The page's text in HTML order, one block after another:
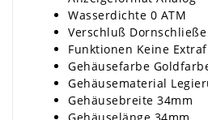
Wasserdichte 0 ATM
Verschluß Dornschließe
Funktionen Keine
Gehäusefarbe
Gehäusematerial
Gehäusebreite 34mm